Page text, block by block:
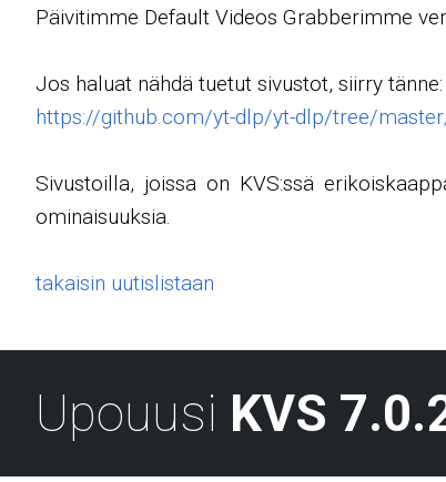
Päivitimme Default Videos Grabberimme
Jos haluat nähdä tuetut sivustot, siirry tänne:
https://github.com/yt-dlp/yt-dlp/tree/
Sivustoilla, joissa on KVS:ssä
ominaisuuksia.
takaisin uutislistaan
Upouusi KVS